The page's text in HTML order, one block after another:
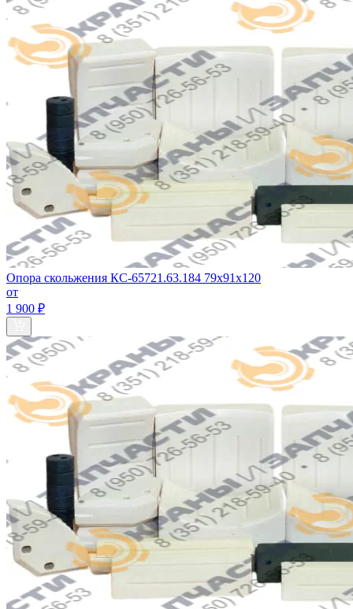
Опора скольжения КС-65721.63.184 79х91х120
от
1 900 ₽